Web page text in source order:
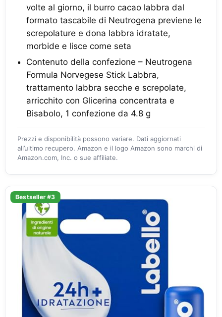
volte al giorno, il burro cacao labbra dal
formato tascabile di Neutrogena previene le
screpolature e dona labbra idratate,
morbide e lisce come seta
Contenuto della confezione – Neutrogena
Formula Norvegese Stick Labbra,
trattamento labbra secche e screpolate,
arricchito con Glicerina concentrata e
Bisabolo, 1 confezione da 4.8 g
Prezzi e disponibilità possono variare. Dati aggiornati
all’ultimo recupero. Amazon e il logo Amazon sono marchi di
Amazon.com, Inc. o sue affiliate.
Bestseller #3